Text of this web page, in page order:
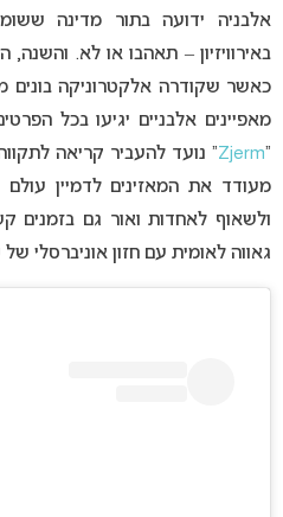
אלבניה ידועה בתור מדינה
באירוויזיון – תאהבו או לא.
כאשר שקודרה אלקטרוניקה בונים
מאפיינים אלבניים יגיעו בכל
“
Zjerm” נועד להעביר קריאה
מעודד את המאזינים לדמיין
ולשאוף לאחדות ואור גם
גאווה לאומית עם חזון אוניברסלי של